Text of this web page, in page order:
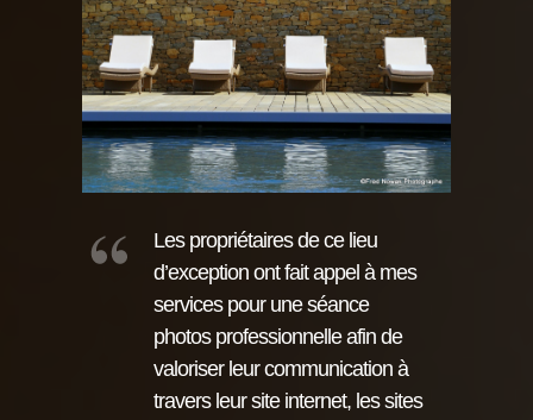
Les propriétaires de ce lieu
d’exception ont fait appel à mes
services pour une séance
photos professionnelle afin de
valoriser leur communication à
travers leur site internet, les sites